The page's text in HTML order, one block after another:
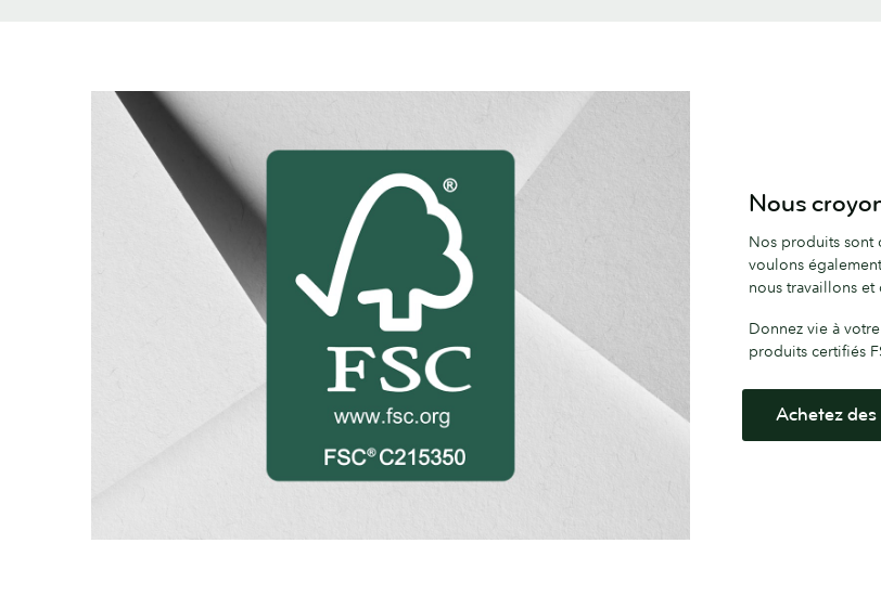
Nous
Nos produits sont
voulons
nous travaillons
Donnez vie à
produits certifiés
Achetez